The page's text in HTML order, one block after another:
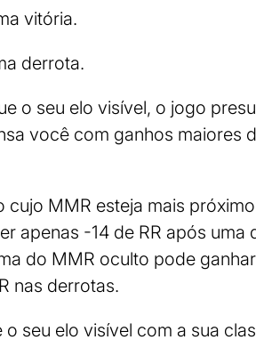
vitória.
derrota.
o seu elo visível, o jogo
você com ganhos maiores
cujo MMR esteja mais
apenas -14 de RR após uma
do MMR oculto pode
nas derrotas.
seu elo visível com a sua